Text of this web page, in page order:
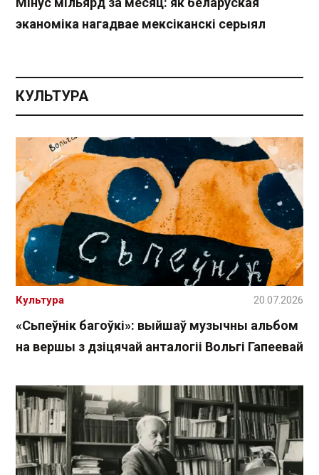
эканоміка нагадвае мексіканскі серыял
КУЛЬТУРА
«Сьпеўнік багоўкі»: выйшаў музычны альбом
на вершы з дзіцячай анталогіі Вольгі Гапеевай
Культура 20.07.2026